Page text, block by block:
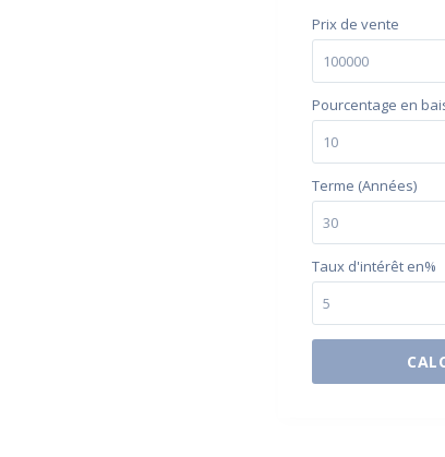
Prix ​​de vente
Pourcentage en
Terme (Années)
Taux d'intérêt en%
$500 / month